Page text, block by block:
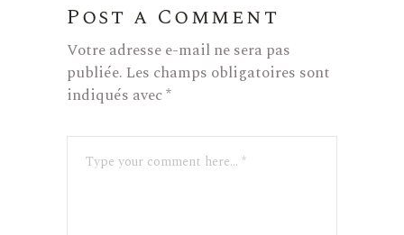
Post a Comment
Votre adresse e-mail ne sera pas
publiée. Les champs obligatoires sont
indiqués avec*